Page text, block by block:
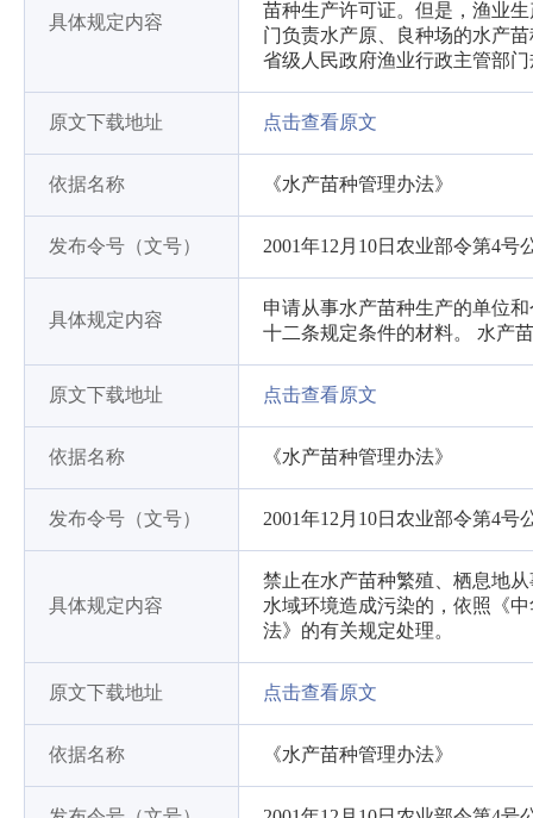
具体规定内容
苗种生产许可证。但是，渔业
门负责水产原、良种场的水产
省级人民政府渔业行政主管部
原文下载地址 点击查看原文
依据名称 《水产苗种管理办法》
发布令号（文号） 2001年12月10日农业部令第4号
具体规定内容
申请从事水产苗种生产的单位
十二条规定条件的材料。 水产
原文下载地址 点击查看原文
依据名称 《水产苗种管理办法》
发布令号（文号） 2001年12月10日农业部令第4号
具体规定内容
禁止在水产苗种繁殖、栖息地
水域环境造成污染的，依照《
法》的有关规定处理。
原文下载地址 点击查看原文
依据名称 《水产苗种管理办法》